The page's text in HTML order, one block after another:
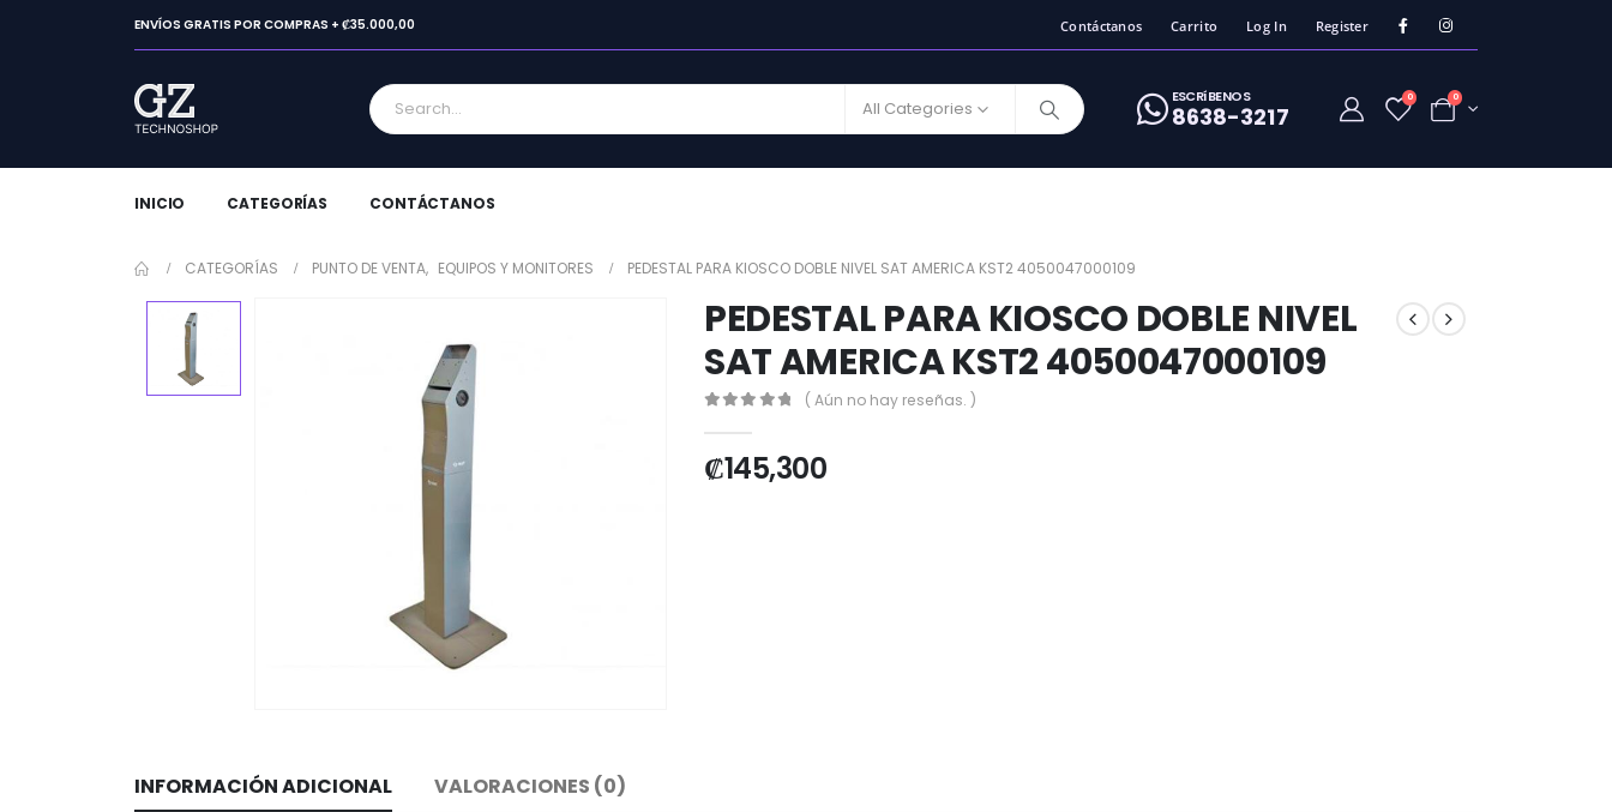
ENVÍOS GRATIS POR COMPRAS + ₡35.000,00 Contáctanos Carrito Log In Register
All Categories
ESCRíBENOS
8638-3217
0 0
INICIO CATEGORÍAS CONTÁCTANOS
CATEGORÍAS PUNTO DE VENTA, EQUIPOS Y MONITORES PEDESTAL PARA KIOSCO DOBLE NIVEL SAT AMERICA KST2 4050047000109
PEDESTAL PARA KIOSCO DOBLE NIVEL
SAT AMERICA KST2 4050047000109
( Aún no hay reseñas. )
₡145,300
INFORMACIÓN ADICIONAL VALORACIONES (0)